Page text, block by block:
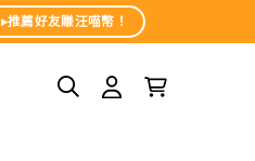
▸推薦好友賺汪喵幣！